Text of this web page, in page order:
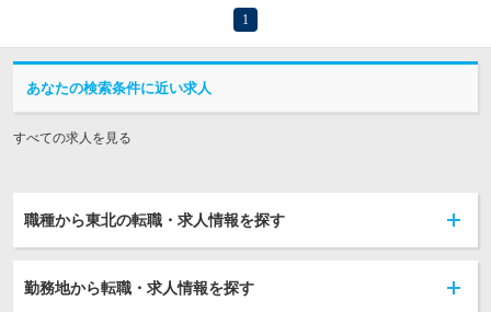
1
あなたの検索条件に近い求人
すべての求人を見る
職種から東北の転職・求人情報を探す
勤務地から転職・求人情報を探す